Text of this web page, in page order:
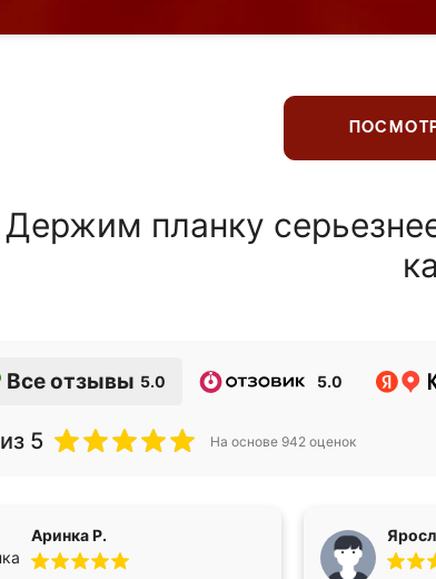
Держим планку
Все отзывы 5.0 5.0
из 5 На основе 942 оценок
Аринка Р.